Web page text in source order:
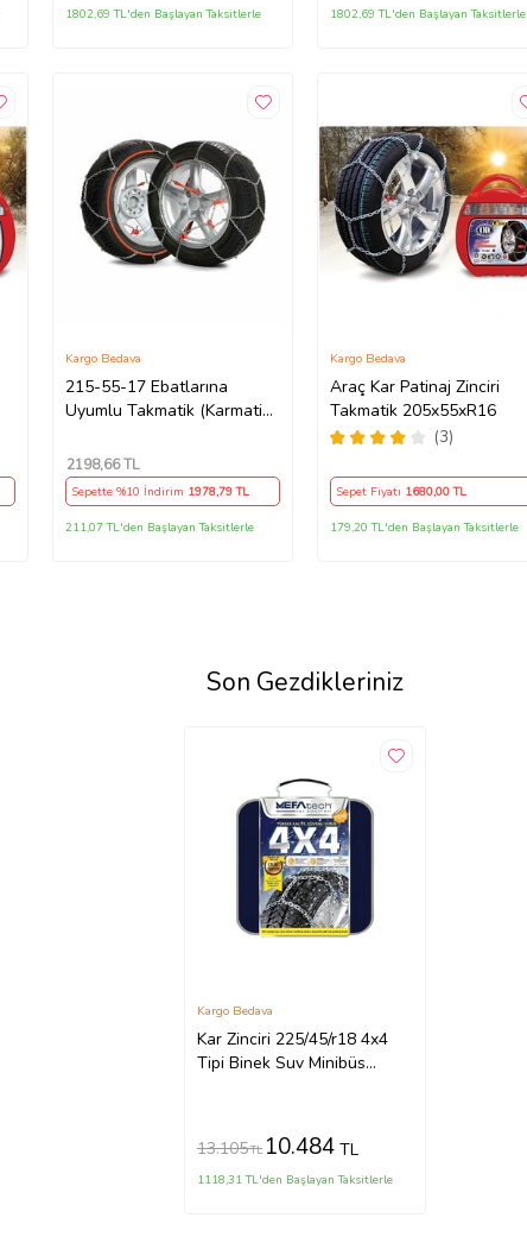
1802,69 TL'den Başlayan Taksitlerle 1802,69 TL'den Başlayan Taksitlerle
215-55-17 Ebatlarına
Uyumlu Takmatik (Karmatik)
(Gri)
Kargo Bedava
2198,66 TL
Sepette %10 İndirim 1978,79 TL
211,07 TL'den Başlayan Taksitlerle
Araç Kar Patinaj Zinciri
Takmatik 205x55xR16
(3)
Kargo Bedava
Sepet Fiyatı 1680,00 TL
179,20 TL'den Başlayan Taksitlerle
Son Gezdikleriniz
Kar Zinciri 225/45/r18 4x4
Tipi Binek Suv Minibüs
Kargo Bedava
13.105TL 10.484 TL
1118,31 TL'den Başlayan Taksitlerle